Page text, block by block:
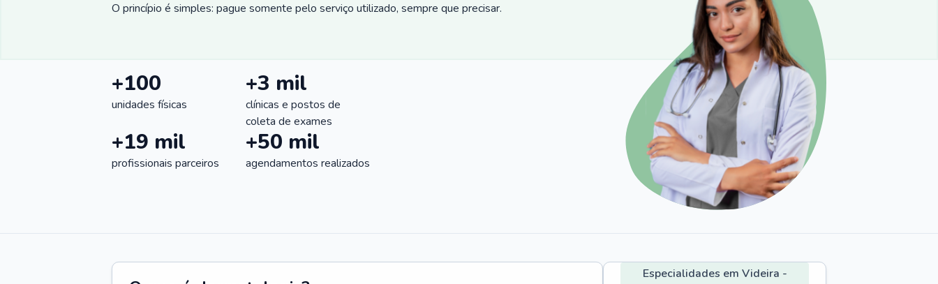
O princípio é simples: pague somente pelo serviço utilizado, sempre que precisar.
+100
unidades físicas
+3 mil
clínicas e postos de
coleta de exames
+19 mil
profissionais parceiros
+50 mil
agendamentos realizados
Especialidades em Videira -